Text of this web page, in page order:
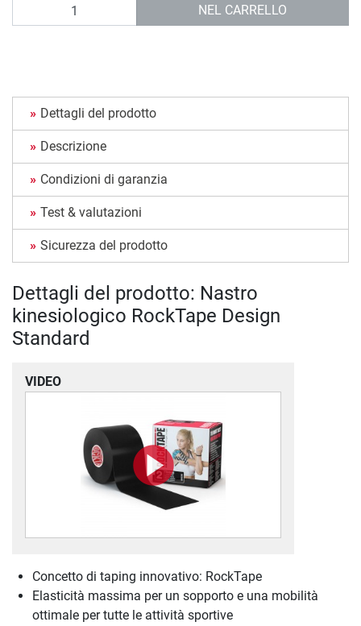
NEL CARRELLO
Dettagli del prodotto
Descrizione
Condizioni di garanzia
Test & valutazioni
Sicurezza del prodotto
Dettagli del prodotto: Nastro
kinesiologico RockTape Design
Standard
VIDEO
Concetto di taping innovativo: RockTape
Elasticità massima per un sopporto e una mobilità
ottimale per tutte le attività sportive